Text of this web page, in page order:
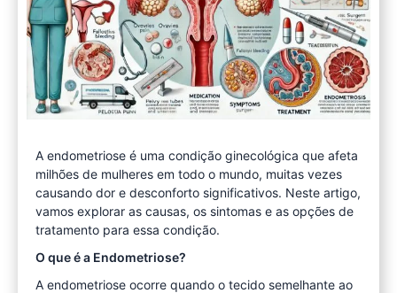
A endometriose é uma condição ginecológica que afeta
milhões de mulheres em todo o mundo, muitas vezes
causando dor e desconforto significativos. Neste artigo,
vamos explorar as causas, os sintomas e as opções de
tratamento para essa condição.
O que é a Endometriose?
A endometriose ocorre quando o tecido semelhante ao